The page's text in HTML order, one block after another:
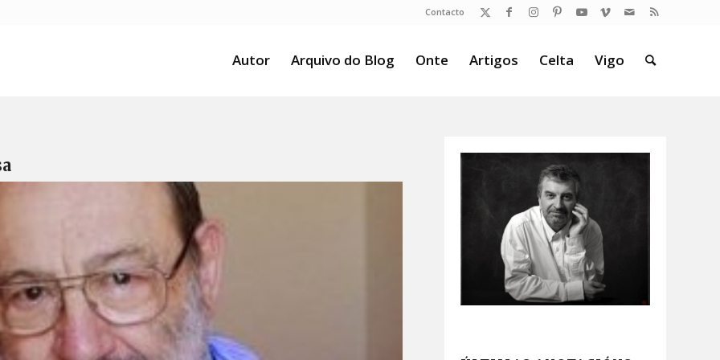
Contacto
Autor Arquivo do Blog Onte Artigos Celta Vigo